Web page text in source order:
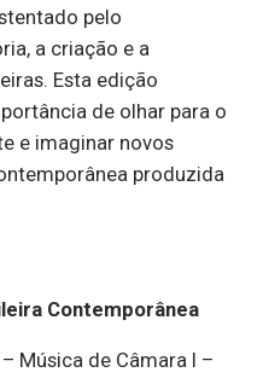
pelo
a criação e a
Esta edição
de olhar para o
e imaginar novos
produzida
Contemporânea
Música de Câmara I –